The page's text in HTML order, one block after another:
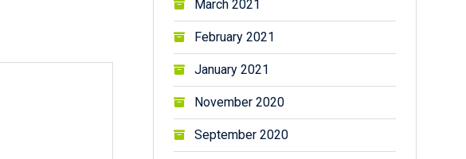
March 2021
February 2021
January 2021
November 2020
September 2020